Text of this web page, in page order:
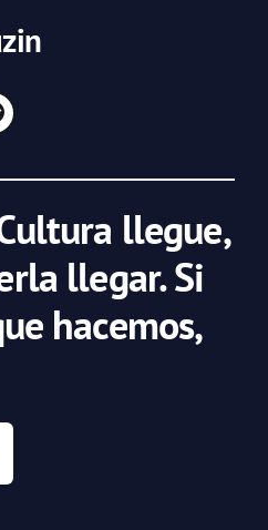
llegue,
llegar. Si
hacemos,